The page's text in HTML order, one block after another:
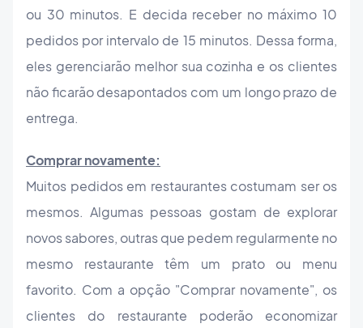
ou 30 minutos. E decida receber no máximo 10
pedidos por intervalo de 15 minutos. Dessa forma,
eles gerenciarão melhor sua cozinha e os clientes
não ficarão desapontados com um longo prazo de
entrega.
Comprar novamente:
Muitos pedidos em restaurantes costumam ser os
mesmos. Algumas pessoas gostam de explorar
novos sabores, outras que pedem regularmente no
mesmo restaurante têm um prato ou menu
favorito. Com a opção "Comprar novamente", os
clientes do restaurante poderão economizar